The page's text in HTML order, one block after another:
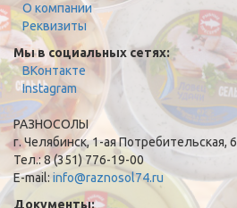
О компании
Реквизиты
Мы в социальных сетях:
ВКонтакте
Instagram
РАЗНОСОЛЫ
г. Челябинск, 1-ая Потребительская, 6
Тел.: 8 (351) 776-19-00
E-mail: info@raznosol74.ru
Документы: